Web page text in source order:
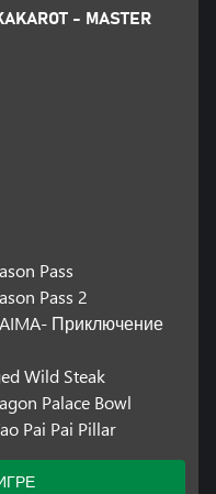
- MASTER
Pass
Pass 2
Приключение
Wild Steak
Palace Bowl
Pai Pai Pillar